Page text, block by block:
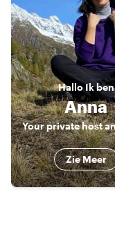
HalloIk ben
Anna
Zie Meer